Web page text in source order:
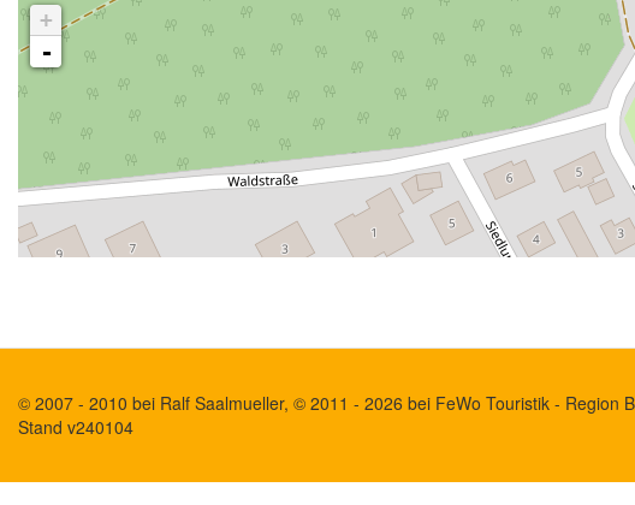
+
-
© 2007 - 2010 bei Ralf Saalmueller, © 2011 - 2026 bei FeWo Touristik -
Stand v240104